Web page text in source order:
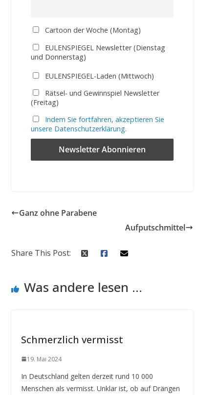
Cartoon der Woche (Montag)
EULENSPIEGEL Newsletter (Dienstag
und Donnerstag)
EULENSPIEGEL-Laden (Mittwoch)
Rätsel- und Gewinnspiel Newsletter
(Freitag)
Indem Sie fortfahren, akzeptieren Sie
unsere Datenschutzerklärung.
Ganz ohne Parabene
Aufputschmittel
Share This Post:
Was andere lesen ...
Schmerzlich vermisst
19. Mai 2024
In Deutschland gelten derzeit rund 10 000
Menschen als vermisst. Unklar ist, ob auf Drängen